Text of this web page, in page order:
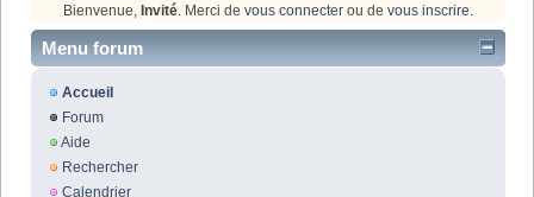
Bienvenue, Invité . Merci de vous connecter ou de vous inscrire
Menu forum
Accueil
Forum
Aide
Rechercher
Calendrier